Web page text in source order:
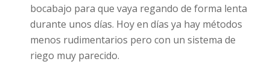
bocabajo para que vaya regando de forma lenta
durante unos días. Hoy en días ya hay métodos
menos rudimentarios pero con un sistema de
riego muy parecido.